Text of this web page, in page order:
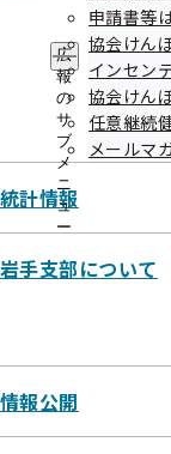
広
報
の
サ
ブ
メ
ニ
ュ
ー
申請書等
協会けん
インセン
協会けん
任意継続
メールマ
統計情報
岩手支部について
情報公開
温泉入浴料
通常料金：大人
→特別料金：大人
『新鉛温泉 結
鉛23】
日帰り温泉
通常料金：大人
→特別料金：大人